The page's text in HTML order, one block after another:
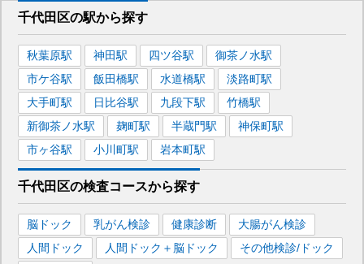
千代田区の駅から探す
秋葉原駅 神田駅 四ツ谷駅 御茶ノ水駅
市ケ谷駅 飯田橋駅 水道橋駅 淡路町駅
大手町駅 日比谷駅 九段下駅 竹橋駅
新御茶ノ水駅 麹町駅 半蔵門駅 神保町駅
市ヶ谷駅 小川町駅 岩本町駅
千代田区の検査コースから探す
脳ドック 乳がん検診 健康診断
大腸がん検診
人間ドック
人間ドック＋脳ドック
その他検診/ドック